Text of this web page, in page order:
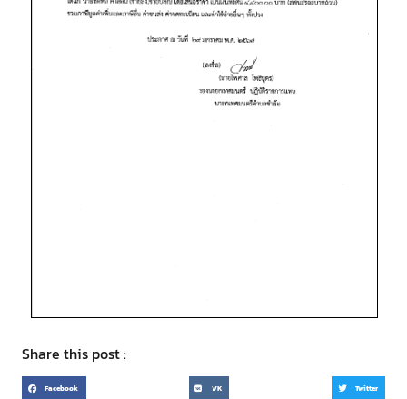
Share this post :
Facebook VK Twitter